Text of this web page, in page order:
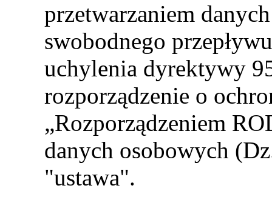
przetwarzaniem
swobodnego
uchylenia dyrektywy
rozporządzenie o
„Rozporządzeniem
danych osobowych
"ustawa".